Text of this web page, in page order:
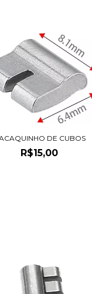
DE CUBOS
R$15,00